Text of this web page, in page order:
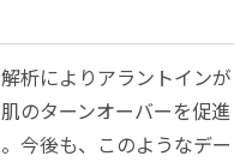
析によりアラントインが
のターンオーバーを促進
今後も、このようなデー